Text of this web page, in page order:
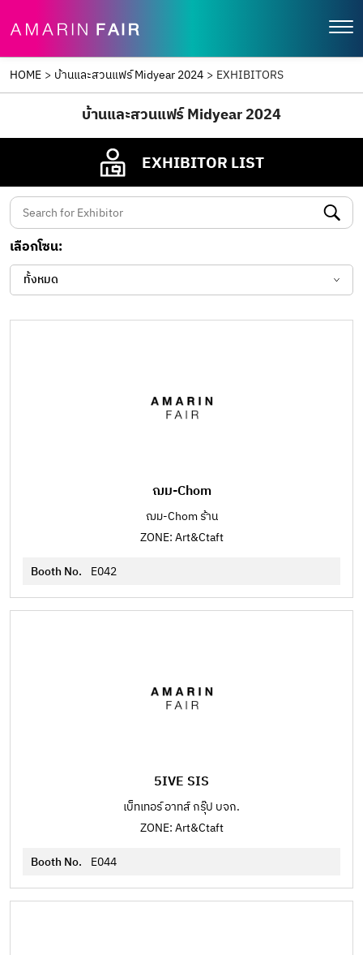
HOME > บ้านและสวนแฟร์ Midyear 2024 > EXHIBITORS
บ้านและสวนแฟร์ Midyear 2024
EXHIBITOR LIST
เลือกโซน:
ทั้งหมด
ฌม-Chom
ฌม-Chom ร้าน
ZONE: Art&Ctaft
Booth No. E042
5IVE SIS
เบ็ทเทอร์ อาทส์ กรุ๊ป บจก.
ZONE: Art&Ctaft
Booth No. E044